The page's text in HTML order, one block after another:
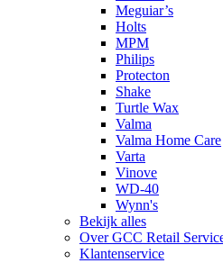
Meguiar’s
Holts
MPM
Philips
Protecton
Shake
Turtle Wax
Valma
Valma Home Care
Varta
Vinove
WD-40
Wynn's
Bekijk alles
Over GCC Retail
Klantenservice